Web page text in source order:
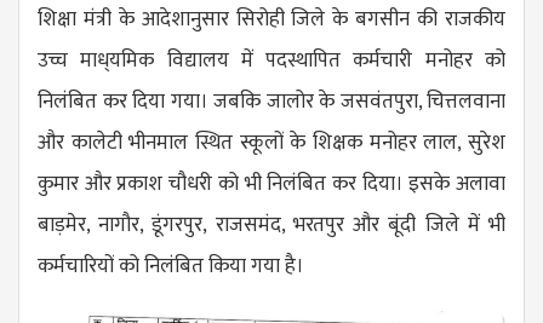
शिक्षा मंत्री के आदेशानुसार सिरोही जिले के बगसीन की राजकीय
उच्च माध्​यमिक विद्यालय में पदस्थापित कर्मचारी मनोहर को
निलंबित कर दिया गया। जबकि जालोर के जसवंतपुरा, चित्तलवाना
और कालेटी भीनमाल स्थित स्कूलों के शिक्षक मनोहर लाल, सुरेश
कुमार और प्रकाश चौधरी को भी निलंबित कर दिया। इसके अलावा
बाड़मेर, नागौर, डूंगरपुर, राजसमंद, भरतपुर और बूंदी जिले में भी
कर्मचारियों को निलंबित किया गया है।